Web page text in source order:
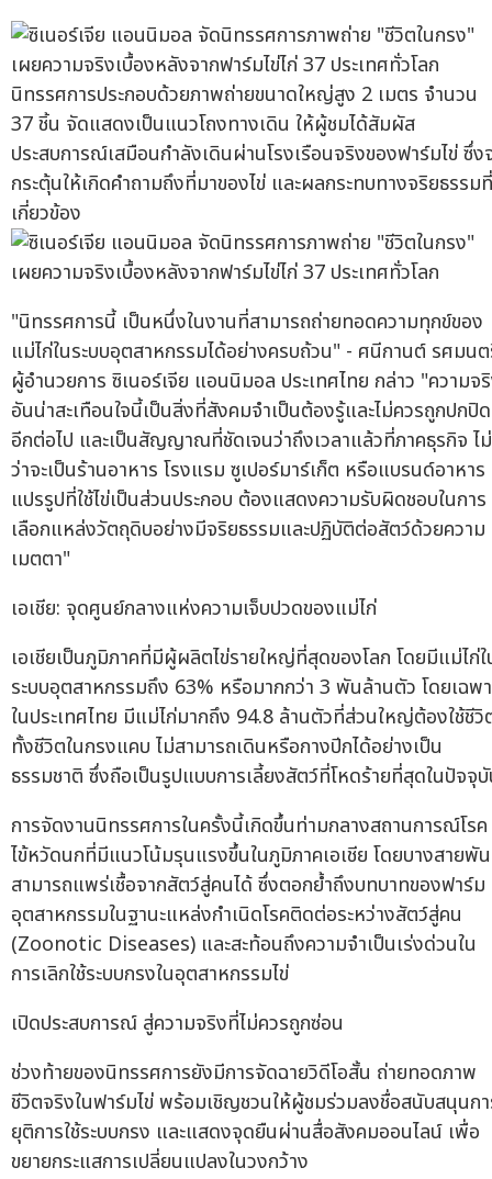
นิทรรศการประกอบด้วยภาพถ่ายขนาดใหญ่สูง 2 เมตร จำนวน
37 ชิ้น จัดแสดงเป็นแนวโถงทางเดิน ให้ผู้ชมได้สัมผัส
ประสบการณ์เสมือนกำลังเดินผ่านโรงเรือนจริงของฟาร์มไข่ ซึ่ง
กระตุ้นให้เกิดคำถามถึงที่มาของไข่ และผลกระทบทางจริยธรรมที่
เกี่ยวข้อง
"นิทรรศการนี้ เป็นหนึ่งในงานที่สามารถถ่ายทอดความทุกข์ของ
แม่ไก่ในระบบอุตสาหกรรมได้อย่างครบถ้วน" - ศนีกานต์ รศมน
ผู้อำนวยการ ซิเนอร์เจีย แอนนิมอล ประเทศไทย กล่าว "ความจ
อันน่าสะเทือนใจนี้เป็นสิ่งที่สังคมจำเป็นต้องรู้และไม่ควรถูกปกปิด
อีกต่อไป และเป็นสัญญาณที่ชัดเจนว่าถึงเวลาแล้วที่ภาคธุรกิจ ไม่
ว่าจะเป็นร้านอาหาร โรงแรม ซูเปอร์มาร์เก็ต หรือแบรนด์อาหาร
แปรรูปที่ใช้ไข่เป็นส่วนประกอบ ต้องแสดงความรับผิดชอบในการ
เลือกแหล่งวัตถุดิบอย่างมีจริยธรรมและปฏิบัติต่อสัตว์ด้วยความ
เมตตา"
เอเชีย: จุดศูนย์กลางแห่งความเจ็บปวดของแม่ไก่
เอเชียเป็นภูมิภาคที่มีผู้ผลิตไข่รายใหญ่ที่สุดของโลก โดยมีแม่ไก่
ระบบอุตสาหกรรมถึง 63% หรือมากกว่า 3 พันล้านตัว โดยเฉพ
ในประเทศไทย มีแม่ไก่มากถึง 94.8 ล้านตัวที่ส่วนใหญ่ต้องใช้ชีวิ
ทั้งชีวิตในกรงแคบ ไม่สามารถเดินหรือกางปีกได้อย่างเป็น
ธรรมชาติ ซึ่งถือเป็นรูปแบบการเลี้ยงสัตว์ที่โหดร้ายที่สุดในปัจจุ
การจัดงานนิทรรศการในครั้งนี้เกิดขึ้นท่ามกลางสถานการณ์โรค
ไข้หวัดนกที่มีแนวโน้มรุนแรงขึ้นในภูมิภาคเอเชีย โดยบางสายพั
สามารถแพร่เชื้อจากสัตว์สู่คนได้ ซึ่งตอกย้ำถึงบทบาทของฟาร์ม
อุตสาหกรรมในฐานะแหล่งกำเนิดโรคติดต่อระหว่างสัตว์สู่คน
(Zoonotic Diseases) และสะท้อนถึงความจำเป็นเร่งด่วนใน
การเลิกใช้ระบบกรงในอุตสาหกรรมไข่
เปิดประสบการณ์ สู่ความจริงที่ไม่ควรถูกซ่อน
ช่วงท้ายของนิทรรศการยังมีการจัดฉายวิดีโอสั้น ถ่ายทอดภาพ
ชีวิตจริงในฟาร์มไข่ พร้อมเชิญชวนให้ผู้ชมร่วมลงชื่อสนับสนุนก
ยุติการใช้ระบบกรง และแสดงจุดยืนผ่านสื่อสังคมออนไลน์ เพื่อ
ขยายกระแสการเปลี่ยนแปลงในวงกว้าง